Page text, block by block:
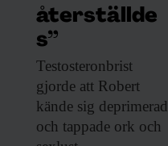
återställde
s”
Testosteronbrist
gjorde att Robert
kände sig deprimerad
och tappade ork och